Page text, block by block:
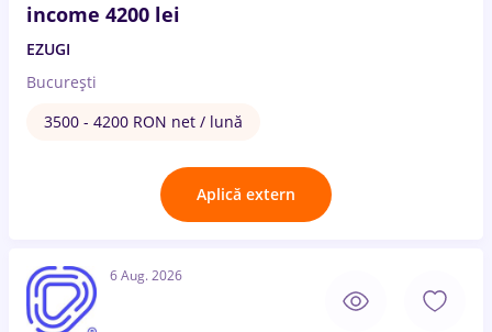
income 4200 lei
EZUGI
București
3500 - 4200 RON net / lună
Aplică extern
6 Aug. 2026